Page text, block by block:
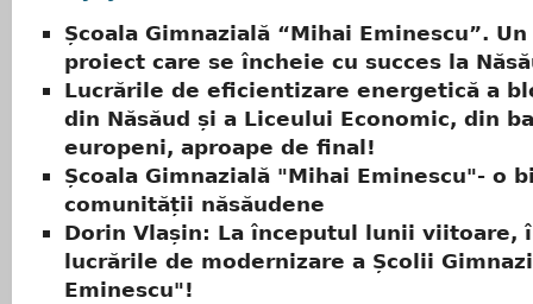
Școala Gimnazială “Mihai Eminescu”.
proiect care se încheie cu succes la
Lucrările de eficientizare energetică a
din Năsăud și a Liceului Economic, din
europeni, aproape de final!
Școala Gimnazială "Mihai Eminescu"- o
comunității năsăudene
Dorin Vlașin: La începutul lunii viitoare,
lucrările de modernizare a Școlii
Eminescu"!